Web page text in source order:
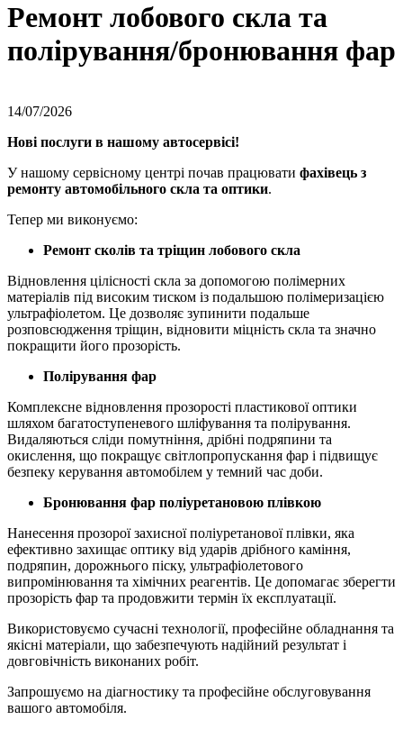
Ремонт лобового скла та
полірування/бронювання фар
14/07/2026
Нові послуги в нашому автосервісі!
У нашому сервісному центрі почав працювати фахівець з
ремонту автомобільного скла та оптики.
Тепер ми виконуємо:
Ремонт сколів та тріщин лобового скла
Відновлення цілісності скла за допомогою полімерних
матеріалів під високим тиском із подальшою полімеризацією
ультрафіолетом. Це дозволяє зупинити подальше
розповсюдження тріщин, відновити міцність скла та значно
покращити його прозорість.
Полірування фар
Комплексне відновлення прозорості пластикової оптики
шляхом багатоступеневого шліфування та полірування.
Видаляються сліди помутніння, дрібні подряпини та
окислення, що покращує світлопропускання фар і підвищує
безпеку керування автомобілем у темний час доби.
Бронювання фар поліуретановою плівкою
Нанесення прозорої захисної поліуретанової плівки, яка
ефективно захищає оптику від ударів дрібного каміння,
подряпин, дорожнього піску, ультрафіолетового
випромінювання та хімічних реагентів. Це допомагає зберегти
прозорість фар та продовжити термін їх експлуатації.
Використовуємо сучасні технології, професійне обладнання та
якісні матеріали, що забезпечують надійний результат і
довговічність виконаних робіт.
Запрошуємо на діагностику та професійне обслуговування
вашого автомобіля.